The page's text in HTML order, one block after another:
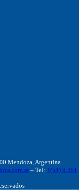
Mendoza, Argentina.
– Tel: +(54) 9 261